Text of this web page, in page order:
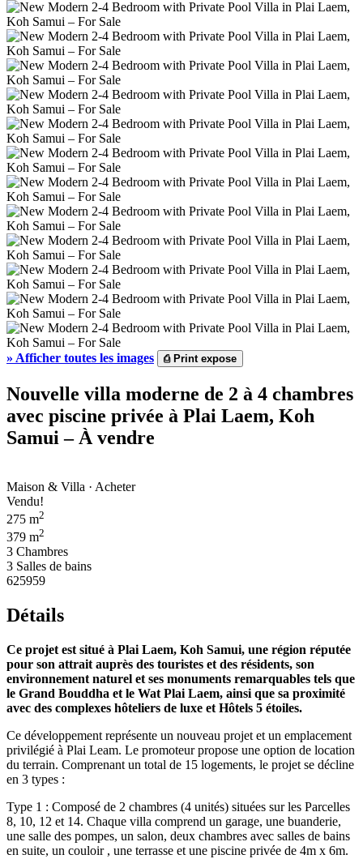
» Afficher toutes les images ⎙Print expose
Nouvelle villa moderne de 2 à 4 chambres
avec piscine privée à Plai Laem, Koh
Samui – À vendre
Maison & Villa · Acheter
Vendu!
275 m2
379 m2
3 Chambres
3 Salles de bains
625959
Détails
Ce projet est situé à Plai Laem, Koh Samui, une région réputée
pour son attrait auprès des touristes et des résidents, son
environnement naturel et ses monuments remarquables tels que
le Grand Bouddha et le Wat Plai Laem, ainsi que sa proximité
avec des complexes hôteliers de luxe et Hôtels 5 étoiles.
Ce développement représente un nouveau projet et un emplacement
privilégié à Plai Leam. Le promoteur propose une option de location
du terrain. Comprenant un total de 15 logements, le projet se décline
en 3 types :
Type 1 : Composé de 2 chambres (4 unités) situées sur les Parcelles
8, 10, 12 et 14. Chaque villa comprend un garage, une buanderie,
une salle des pompes, un salon, deux chambres avec salles de bains
en suite, un couloir , une terrasse et une piscine privée de 4m x 6m.